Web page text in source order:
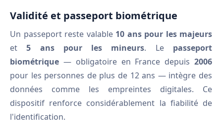
Validité et passeport biométrique
Un passeport reste valable 10 ans pour les majeurs
et5 ans pour les mineurs. Le passeport
biométrique — obligatoire en France depuis 2006
pour les personnes de plus de 12 ans — intègre des
données comme les empreintes digitales. Ce
dispositif renforce considérablement la fiabilité de
l'identification.